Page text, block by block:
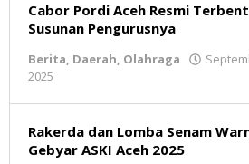
Cabor Pordi Aceh Resmi
Susunan Pengurusnya
Berita, Daerah, Olahraga
2025
Rakerda dan Lomba Senam
Gebyar ASKI Aceh 2025